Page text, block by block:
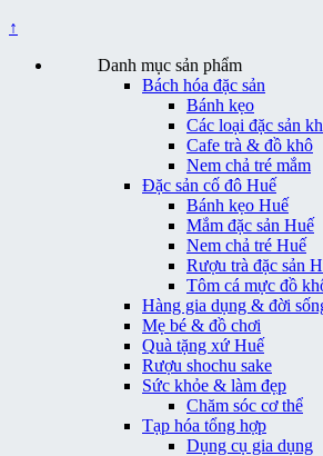
↑
Danh mục sản phẩm
Bách hóa đặc sản
Bánh kẹo
Các loại đặc sản
Cafe trà & đồ khô
Nem chả tré mắm
Đặc sản cố đô Huế
Bánh kẹo Huế
Mắm đặc sản Huế
Nem chả tré Huế
Rượu trà đặc sản
Tôm cá mực đồ
Hàng gia dụng & đời
Mẹ bé & đồ chơi
Quà tặng xứ Huế
Rượu shochu sake
Sức khỏe & làm đẹp
Chăm sóc cơ thể
Tạp hóa tổng hợp
Dụng cụ gia dụng